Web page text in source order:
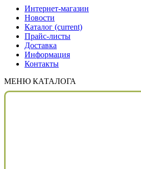
Интернет-магазин
Новости
Каталог (current)
Прайс-листы
Доставка
Информация
Контакты
МЕНЮ КАТАЛОГА